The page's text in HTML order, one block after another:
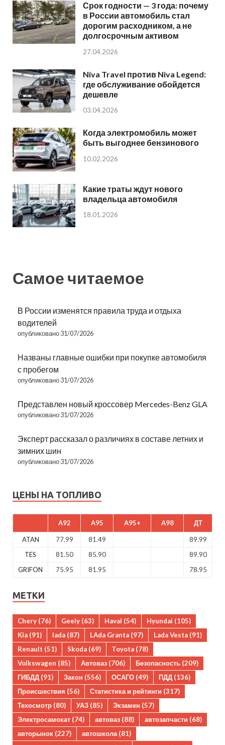
Срок годности — 3 года: почему
в России автомобиль стал
дорогим расходником, а не
долгосрочным активом
27.04.2026
Niva Travel против Niva Legend:
где обслуживание обойдется
дешевле
03.04.2026
Когда электромобиль может
быть выгоднее бензинового
10.02.2026
Какие траты ждут нового
владельца автомобиля
18.01.2026
Самое читаемое
В России изменятся правила труда и отдыха
водителей
опубликовано 31/07/2026
Названы главные ошибки при покупке автомобиля
с пробегом
опубликовано 31/07/2026
Представлен новый кроссовер Mercedes-Benz GLA
опубликовано 31/07/2026
Эксперт рассказал о различиях в составе летних и
зимних шин
опубликовано 31/07/2026
ЦЕНЫ НА ТОПЛИВО
A92 A95 A95+ A98 ДТ
ATAN 77.99 81.49
89.99
TES
81.50 85.90
89.90
GRIFON
75.95 81.95 78.95
МЕТКИ
Chery (76) Geely (63) Haval (54) Hyundai (105)
Kia (91) lada (87) LAda Granta (97) Lada Vesta (91)
Renault (51) Skoda (69) Toyota (78)
Volkswagen (85) Автоваз (706) Безопасность (209)
ГИБДД (91) Закон (556) ОСАГО (49) ПДД (136)
Происшествия (56) Статистика и рейтинги (317)
Техосмотр (80) УАЗ (85) Экзамен (57)
Электросамокат (74) автоваз (88) автозапчасти (68)
авторынок (227) автошкола(81)